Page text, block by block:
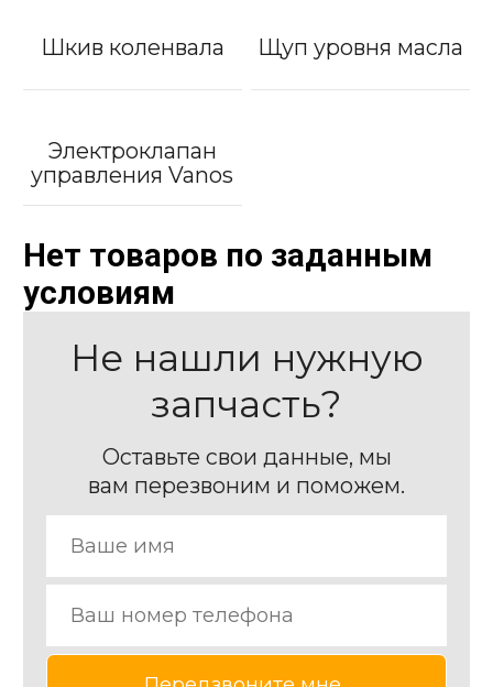
Шкив коленвала Щуп уровня масла
Электроклапан
управления Vanos
Нет товаров по заданным
условиям
Не нашли нужную
запчасть?
Оставьте свои данные, мы
вам перезвоним и поможем.